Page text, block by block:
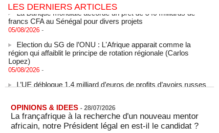
LES DERNIERS ARTICLES
La Banque mondiale accorde un prêt de 340 milliards de
francs CFA au Sénégal pour divers projets
05/08/2026 -
région qui affaiblit le principe de rotation régionale (Carlos
Lopez)
05/08/2026
gelés pour financer l’Ukraine
Deux soldats israéliens ont été tués et plusieurs autres
blessés lors d'une explosion dans le sud du Liban
05/08/2026 -
OPINIONS & IDEES - 28/07/2026
La françafrique à la recherche d'un nouveau mentor
africain, notre Président légal en est-il le candidat ?